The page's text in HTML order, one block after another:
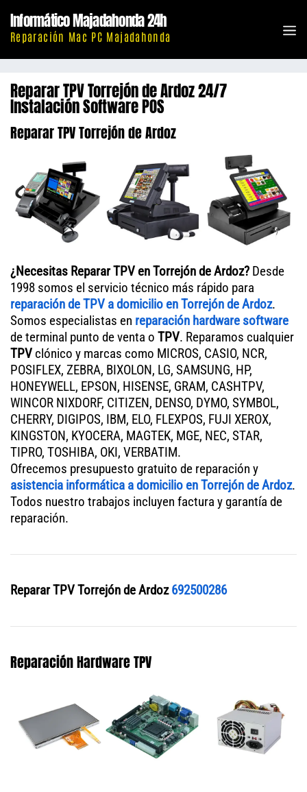
contenido
Informático Majadahonda 24h
Reparación Mac PC Majadahonda
Reparar TPV Torrejón de Ardoz 24/7
Instalación Software POS
Reparar TPV Torrejón de Ardoz
¿Necesitas Reparar TPV en Torrejón de Ardoz? Desde
1998 somos el servicio técnico más rápido para
reparación deTPV a domicilio en Torrejón de Ardoz.
Somos especialistas en reparación hardware software
de terminal punto de venta o TPV. Reparamos cualquier
TPV clónico y marcas como MICROS, CASIO, NCR,
POSIFLEX, ZEBRA, BIXOLON, LG, SAMSUNG, HP,
HONEYWELL, EPSON, HISENSE, GRAM, CASHTPV,
WINCOR NIXDORF, CITIZEN, DENSO, DYMO, SYMBOL,
CHERRY, DIGIPOS, IBM, ELO, FLEXPOS, FUJI XEROX,
KINGSTON, KYOCERA, MAGTEK, MGE, NEC, STAR,
TIPRO, TOSHIBA, OKI, VERBATIM.
Ofrecemos presupuesto gratuito de reparación y
asistencia informática a domicilio en Torrejón de Ardoz.
Todos nuestro trabajos incluyen factura y garantía de
reparación.
Reparar TPV Torrejón de Ardoz 692500286
Reparación Hardware TPV